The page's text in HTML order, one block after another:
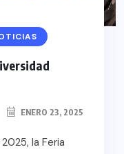
ENERO 23, 2025
la Feria